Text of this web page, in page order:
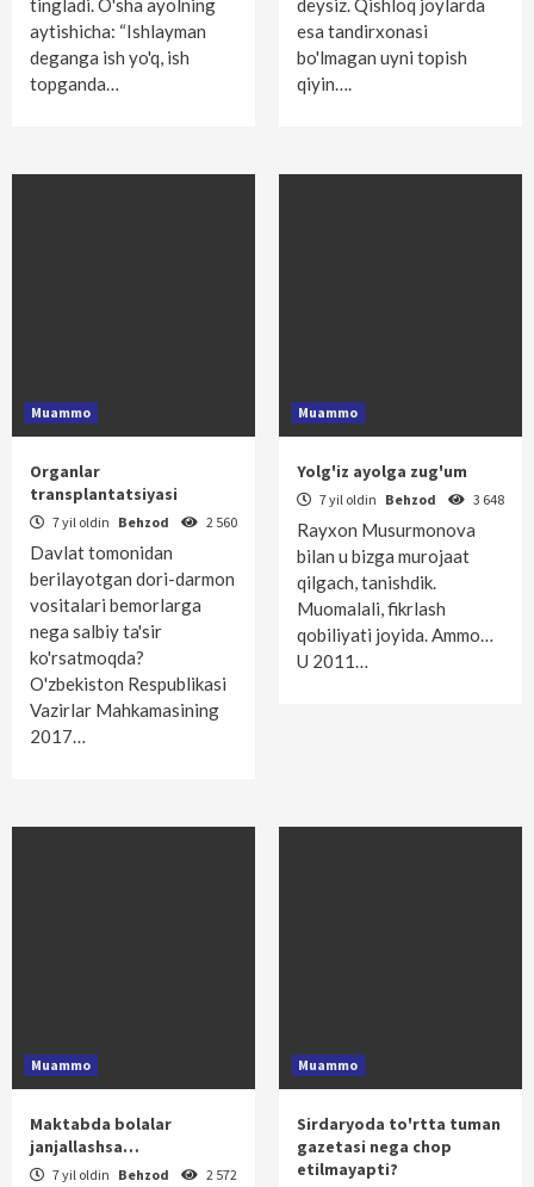
tingladi. O'sha ayolning
aytishicha: “Ishlayman
deganga ish yo'q, ish
topganda…
deysiz. Qishloq joylarda
esa tandirxonasi
bo'lmagan uyni topish
qiyin….
Muammo
Organlar
transplantatsiyasi
7 yil oldin Behzod 2 560
Davlat tomonidan
berilayotgan dori-darmon
vositalari bemorlarga
nega salbiy ta'sir
ko'rsatmoqda?
O'zbekiston Respublikasi
Vazirlar Mahkamasining
2017…
Muammo
Yolg'iz ayolga zug'um
7 yil oldin Behzod 3 648
Rayxon Musurmonova
bilan u bizga murojaat
qilgach, tanishdik.
Muomalali, fikrlash
qobiliyati joyida. Ammo…
U 2011…
Muammo
Maktabda bolalar
janjallashsa…
7 yil oldin Behzod 2 572
Muammo
Sirdaryoda to'rtta tuman
gazetasi nega chop
etilmayapti?